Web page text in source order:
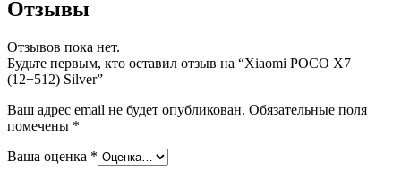
Отзывы
Отзывов пока нет.
Будьте первым, кто оставил отзыв на “Xiaomi POCO X7
(12+512) Silver”
Ваш адрес email не будет опубликован. Обязательные поля
помечены *
Ваша оценка *